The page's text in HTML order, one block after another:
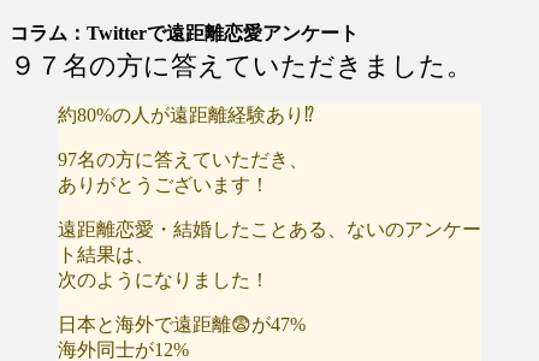
コラム：Twitterで遠距離恋愛アンケート
９７名の方に答えていただきました。
約80%の人が遠距離経験あり⁉️
97名の方に答えていただき、
ありがとうございます！
遠距離恋愛・結婚したことある、ないのアンケー
ト結果は、
次のようになりました！
日本と海外で遠距離😨が47%
海外同士が12%